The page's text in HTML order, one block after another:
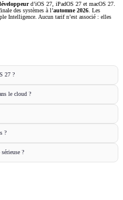
d’iOS 27, iPadOS 27 et macOS 27.
des systèmes à l’automne 2026 . Les
Intelligence. Aucun tarif n’est associé : elles
27 ?
le cloud ?
?
?